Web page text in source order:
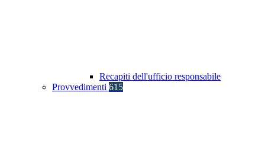
Recapiti dell'ufficio responsabile
Provvedimenti 615